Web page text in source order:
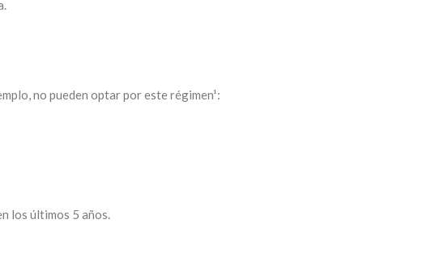
no pueden optar por este régimen¹:
los últimos 5 años.